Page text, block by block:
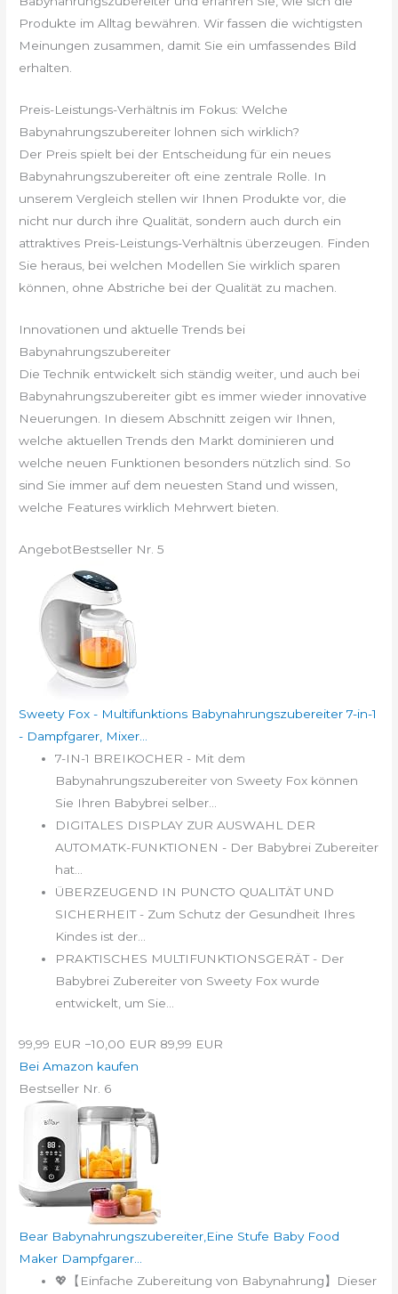
Produkte im Alltag bewähren. Wir fassen die wichtigsten
Meinungen zusammen, damit Sie ein umfassendes Bild
erhalten.
Preis-Leistungs-Verhältnis im Fokus: Welche
Babynahrungszubereiter lohnen sich wirklich?
Der Preis spielt bei der Entscheidung für ein neues
Babynahrungszubereiter oft eine zentrale Rolle. In
unserem Vergleich stellen wir Ihnen Produkte vor, die
nicht nur durch ihre Qualität, sondern auch durch ein
attraktives Preis-Leistungs-Verhältnis überzeugen. Finden
Sie heraus, bei welchen Modellen Sie wirklich sparen
können, ohne Abstriche bei der Qualität zu machen.
Innovationen und aktuelle Trends bei
Babynahrungszubereiter
Die Technik entwickelt sich ständig weiter, und auch bei
Babynahrungszubereiter gibt es immer wieder innovative
Neuerungen. In diesem Abschnitt zeigen wir Ihnen,
welche aktuellen Trends den Markt dominieren und
welche neuen Funktionen besonders nützlich sind. So
sind Sie immer auf dem neuesten Stand und wissen,
welche Features wirklich Mehrwert bieten.
AngebotBestseller Nr. 5
Sweety Fox - Multifunktions Babynahrungszubereiter 7-in-1
- Dampfgarer, Mixer...
7-IN-1 BREIKOCHER - Mit dem
Babynahrungszubereiter von Sweety Fox können
Sie Ihren Babybrei selber...
DIGITALES DISPLAY ZUR AUSWAHL DER
AUTOMATK-FUNKTIONEN - Der Babybrei Zubereiter
hat...
ÜBERZEUGEND IN PUNCTO QUALITÄT UND
SICHERHEIT - Zum Schutz der Gesundheit Ihres
Kindes ist der...
PRAKTISCHES MULTIFUNKTIONSGERÄT - Der
Babybrei Zubereiter von Sweety Fox wurde
entwickelt, um Sie...
99,99 EUR −10,00 EUR 89,99 EUR
Bei Amazon kaufen
Bestseller Nr. 6
Bear Babynahrungszubereiter,Eine Stufe Baby Food
Maker Dampfgarer...
💖【Einfache Zubereitung von Babynahrung】Dieser